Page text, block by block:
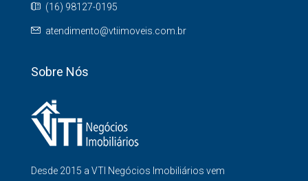
(16) 98127-0195
atendimento@vtiimoveis.com.br
Sobre Nós
Desde 2015 a VTI Negócios Imobiliários vem